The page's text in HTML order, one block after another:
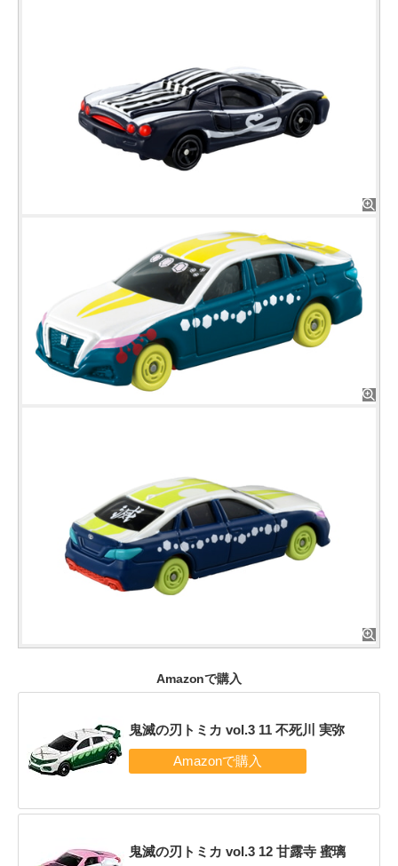
Amazonで購入
鬼滅の刃トミカ vol.3 11 不死川 実弥
鬼滅の刃トミカ vol.3 12 甘露寺 蜜璃